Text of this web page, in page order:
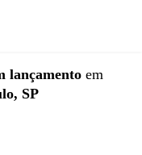
lançamento em
SP